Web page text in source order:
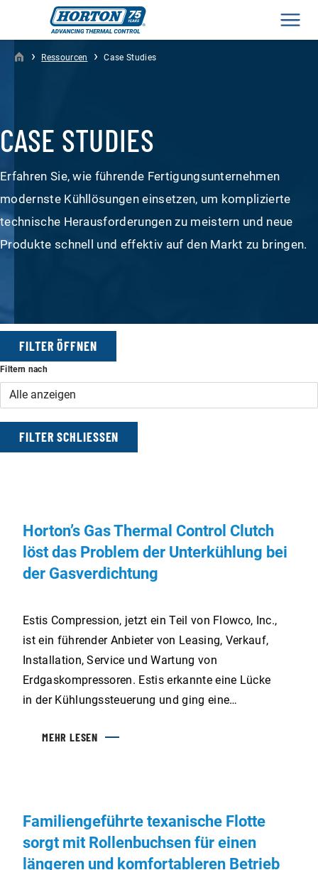
› Ressourcen › Case Studies
CASE STUDIES
Erfahren Sie, wie führende Fertigungsunternehmen
modernste Kühllösungen einsetzen, um komplizierte
technische Herausforderungen zu meistern und neue
Produkte schnell und effektiv auf den Markt zu bringen.
FILTER ÖFFNEN
FILTER
Filtern nach
FILTER SCHLIESSEN
Horton’s Gas Thermal Control Clutch
löst das Problem der Unterkühlung bei
der Gasverdichtung
Estis Compression, jetzt ein Teil von Flowco, Inc.,
ist ein führender Anbieter von Leasing, Verkauf,
Installation, Service und Wartung von
Erdgaskompressoren. Estis erkannte eine Lücke
in der Kühlungssteuerung und ging eine
für Temperaturmanagement-Lösungen, um die
MEHR LESEN
Familiengeführte texanische Flotte
sorgt mit Rollenbuchsen für einen
längeren und komfortableren Betrieb